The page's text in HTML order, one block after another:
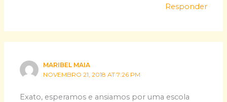
Responder
MARIBEL MAIA
NOVEMBRO 21, 2018 AT 7:26 PM
Exato, esperamos e ansiamos por uma escola